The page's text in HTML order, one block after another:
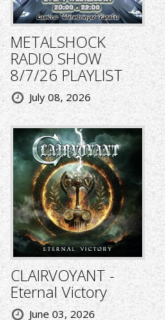
METALSHOCK
RADIO SHOW
8/7/26 PLAYLIST
July 08, 2026
CLAIRVOYANT -
Eternal Victory
June 03, 2026